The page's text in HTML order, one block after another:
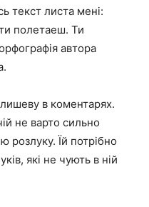
текст листа мені:
полетаеш. Ти
автора
в коментарях.
не варто сильно
розлуку. Їй потрібно
які не чують в ній